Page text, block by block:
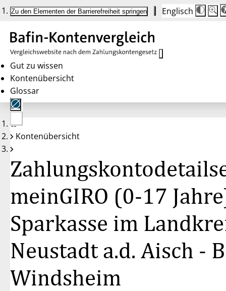
Zu den Elementen der Barrierefreiheit springen Englisch
Die
auf
100
100
Gut zu wissen
Kontenübersicht
Glossar
Keine
Konten
Kontenübersicht
meinGIRO (0-17
Sparkasse im
Neustadt a.d. Aisch -
Windsheim